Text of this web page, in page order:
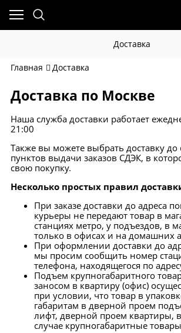
Доставка
Главная Доставка
Доставка по Москве
Наша служба доставки работает
21:00
Также вы можете выбрать доставку до
пунктов выдачи заказов СДЭК, в
свою покупку.
Несколько простых правил
При заказе доставки до адреса
курьеры не передают товар в
станциях метро, у подъездов, в
только в офисах и на домашних
При оформлении доставки до
мы просим сообщить номер
телефона, находящегося по
Подъем крупногабаритного
заносом в квартиру (офис)
при условии, что товар в
габаритам в дверной проем
лифт, дверной проем квартиры,
случае крупногабаритные